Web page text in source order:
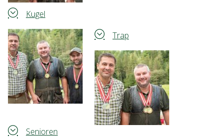
Kugel
Trap
Senioren